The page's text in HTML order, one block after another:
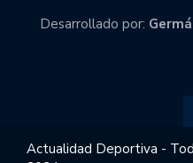
Desarrollado por:
Actualidad Deportiva -